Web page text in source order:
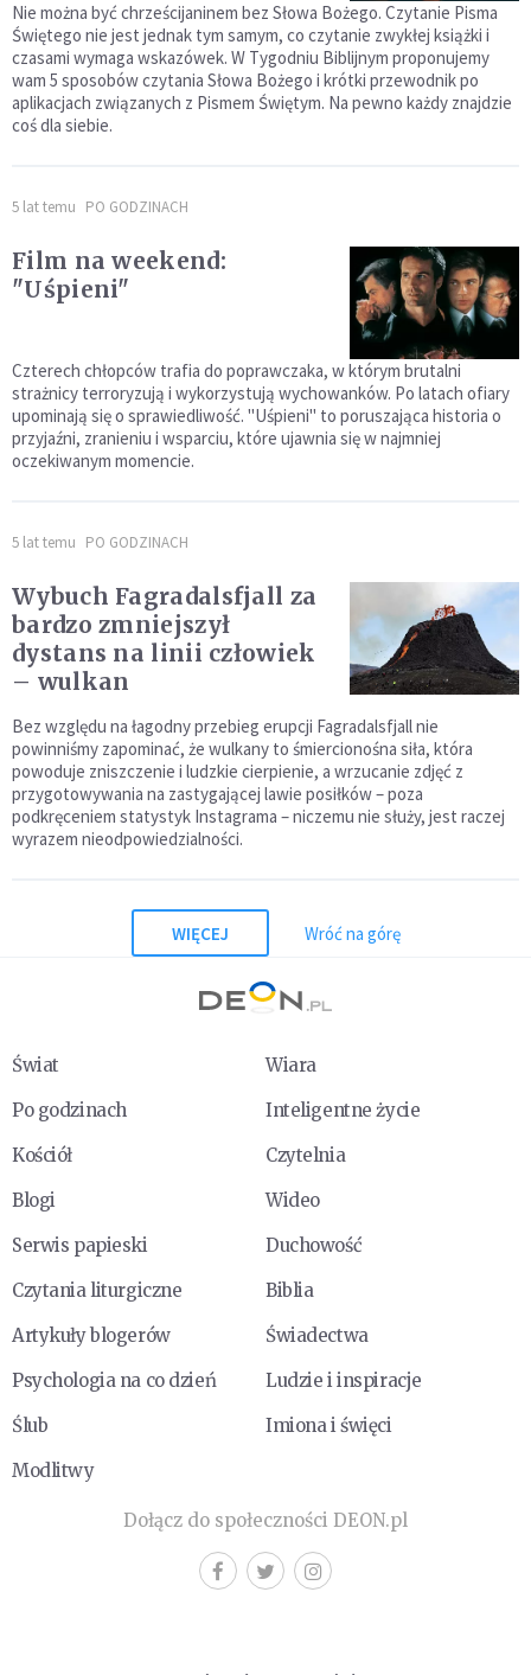
Nie można być chrześcijaninem bez Słowa Bożego. Czytanie Pisma
Świętego nie jest jednak tym samym, co czytanie zwykłej książki i
czasami wymaga wskazówek. W Tygodniu Biblijnym proponujemy
wam 5 sposobów czytania Słowa Bożego i krótki przewodnik po
aplikacjach związanych z Pismem Świętym. Na pewno każdy znajdzie
coś dla siebie.
5 lat temu PO GODZINACH
Film na weekend:
"Uśpieni"
Czterech chłopców trafia do poprawczaka, w którym brutalni
strażnicy terroryzują i wykorzystują wychowanków. Po latach ofiary
upominają się o sprawiedliwość. "Uśpieni" to poruszająca historia o
przyjaźni, zranieniu i wsparciu, które ujawnia się w najmniej
oczekiwanym momencie.
5 lat temu PO GODZINACH
Wybuch Fagradalsfjall za
bardzo zmniejszył
dystans na linii człowiek
– wulkan
Bez względu na łagodny przebieg erupcji Fagradalsfjall nie
powinniśmy zapominać, że wulkany to śmiercionośna siła, która
powoduje zniszczenie i ludzkie cierpienie, a wrzucanie zdjęć z
przygotowywania na zastygającej lawie posiłków – poza
podkręceniem statystyk Instagrama – niczemu nie służy, jest raczej
wyrazem nieodpowiedzialności.
WIĘCEJ Wróć na górę
Świat
Wiara
Po godzinach
Inteligentne życie
Kościół
Czytelnia
Blogi
Wideo
Serwis papieski
Duchowość
Czytania liturgiczne
Biblia
Artykuły blogerów
Świadectwa
Psychologia na co dzień
Ludzie i inspiracje
Ślub
Imiona i święci
Modlitwy
Dołącz do społeczności DEON.pl